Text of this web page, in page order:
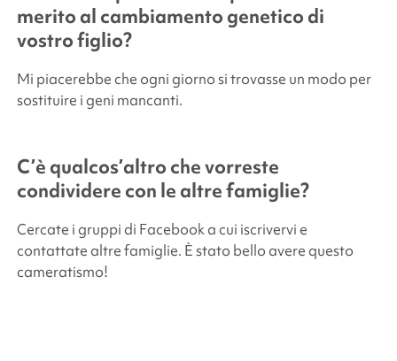
merito al cambiamento genetico di
vostro figlio?
Mi piacerebbe che ogni giorno si trovasse un modo per
sostituire i geni mancanti.
C’è qualcos’altro che vorreste
condividere con le altre famiglie?
Cercate i gruppi di Facebook a cui iscrivervi e
contattate altre famiglie. È stato bello avere questo
cameratismo!